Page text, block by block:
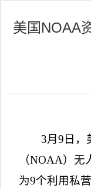
美国NOAA
3月 9 日，
（NOAA）无
为9个利用私